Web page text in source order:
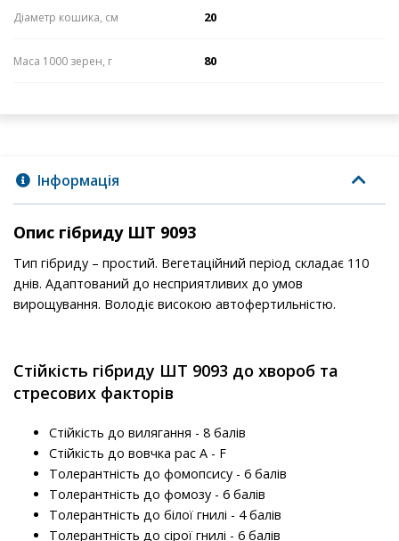
Діаметр кошика, см 20
Маса 1000 зерен, г 80
Інформація
Опис гібриду ШТ 9093
Тип гібриду – простий. Вегетаційний період складає 110
днів. Адаптований до несприятливих до умов
вирощування. Володіє високою автофертильністю.
Стійкість гібриду ШТ 9093 до хвороб та
стресових факторів
Стійкість до вилягання - 8 балів
Стійкість до вовчка рас A - F
Толерантність до фомопсису - 6 балів
Толерантність до фомозу - 6 балів
Толерантність до білої гнилі - 4 балів
Толерантність до сірої гнилі - 6 балів